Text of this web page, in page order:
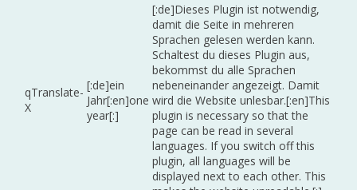
qTranslate-
X
[:de]ein
Jahr[:en]one
year[:]
[:de]Dieses Plugin ist notwendig,
damit die Seite in mehreren
Sprachen gelesen werden kann.
Schaltest du dieses Plugin aus,
bekommst du alle Sprachen
nebeneinander angezeigt. Damit
wird die Website unlesbar.[:en]This
plugin is necessary so that the
page can be read in several
languages. If you switch off this
plugin, all languages will be
displayed next to each other. This